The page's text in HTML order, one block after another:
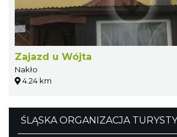
Zajazd u Wójta
Nakło
4.24 km
ŚLĄSKA ORGANIZACJA